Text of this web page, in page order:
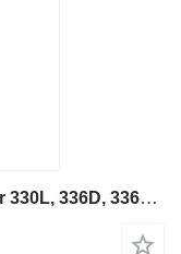
Вртлив прстен за багер Caterpillar 330L, 336D, 336DL, 336E, 336EL